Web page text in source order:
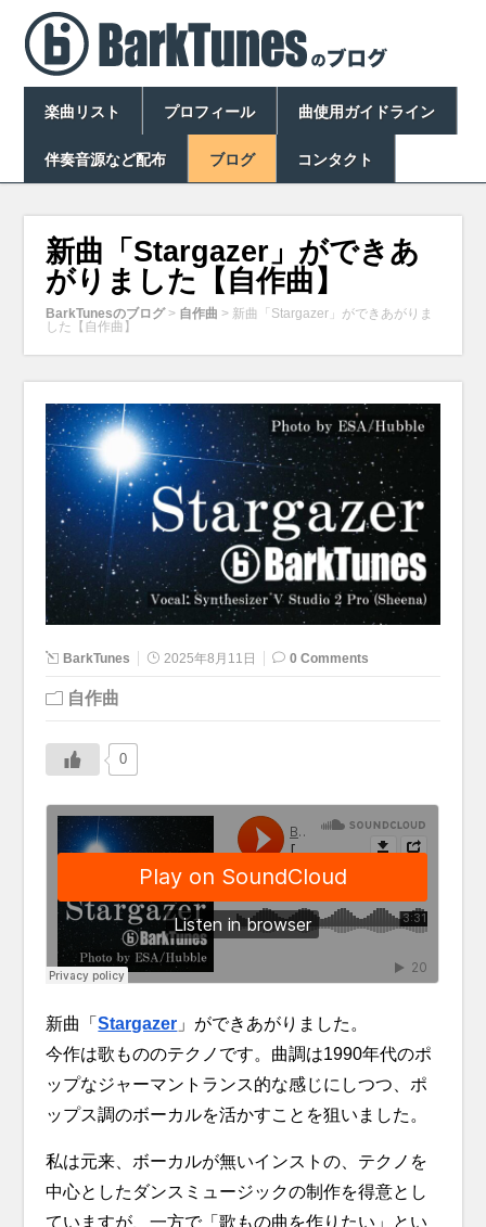
楽曲リスト プロフィール 曲使用ガイドライン
伴奏音源など配布 ブログ コンタクト
新曲「Stargazer」ができあ
がりました【自作曲】
BarkTunesのブログ> 自作曲 > 新曲「Stargazer」ができあがりま
した【自作曲】
BarkTunes 2025年8月11日 0 Comments
自作曲
0
新曲「Stargazer 」ができあがりました。
今作は歌もののテクノです。曲調は1990年代のポ
ップなジャーマントランス的な感じにしつつ、ポ
ップス調のボーカルを活かすことを狙いました。
私は元来、ボーカルが無いインストの、テクノを
中心としたダンスミュージックの制作を得意とし
ていますが、一方で「歌もの曲を作りたい」とい